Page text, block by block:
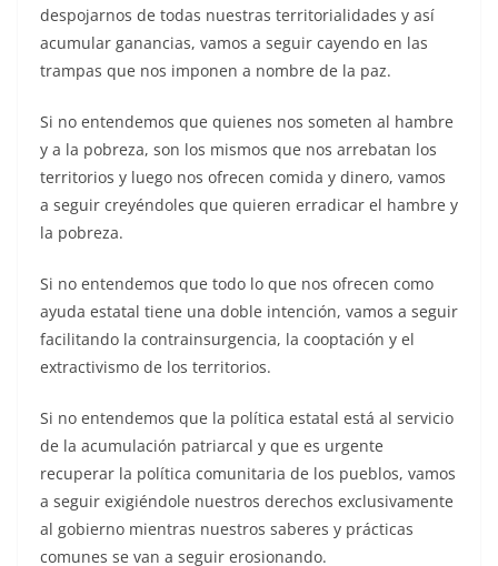
despojarnos de todas nuestras territorialidades y así
acumular ganancias, vamos a seguir cayendo en las
trampas que nos imponen a nombre de la paz.
Si no entendemos que quienes nos someten al hambre
y a la pobreza, son los mismos que nos arrebatan los
territorios y luego nos ofrecen comida y dinero, vamos
a seguir creyéndoles que quieren erradicar el hambre y
la pobreza.
Si no entendemos que todo lo que nos ofrecen como
ayuda estatal tiene una doble intención, vamos a seguir
facilitando la contrainsurgencia, la cooptación y el
extractivismo de los territorios.
Si no entendemos que la política estatal está al servicio
de la acumulación patriarcal y que es urgente
recuperar la política comunitaria de los pueblos, vamos
a seguir exigiéndole nuestros derechos exclusivamente
al gobierno mientras nuestros saberes y prácticas
comunes se van a seguir erosionando.